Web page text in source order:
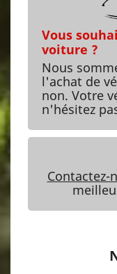
Vous
voiture ?
Nous
l'achat de
non. Votre
n'hésitez
Contactez-